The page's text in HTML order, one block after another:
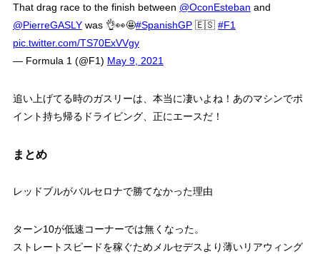
That drag race to the finish between @OconEsteban and
@PierreGASLYwas 👌👀🤩#SpanishGP🇪🇸 #F1
pic.twitter.com/TS70ExVVgy
— Formula 1 (@F1) May 9, 2021
追い上げてる時のガスリーは、本当に凄いよね！あのマシンでポ
イント持ち帰るドライビング、正にエースだ！
まとめ
レッドブルがバルセロナで勝てなかった理由
ターン10が低速コーナーでは無くなった。
ストレートスピードを稼ぐためメルセデスより薄いリアウィング